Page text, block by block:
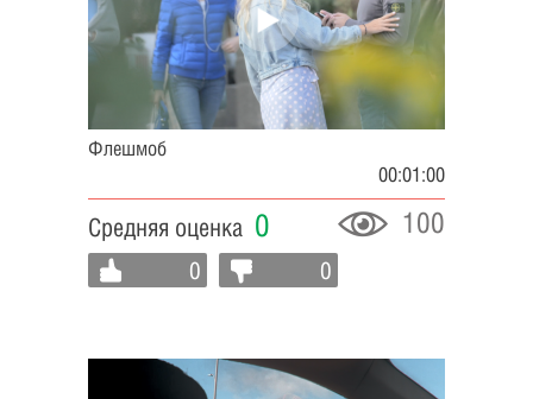
Флешмоб
00:01:00
Средняя оценка 0 100
0 0